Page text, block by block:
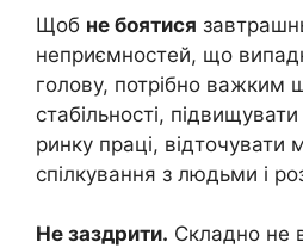
Щоб не боятися
неприємностей, що
голову, потрібно важким
стабільності,
ринку праці, відточувати
спілкування з людьми і
Не заздрити. Складно не